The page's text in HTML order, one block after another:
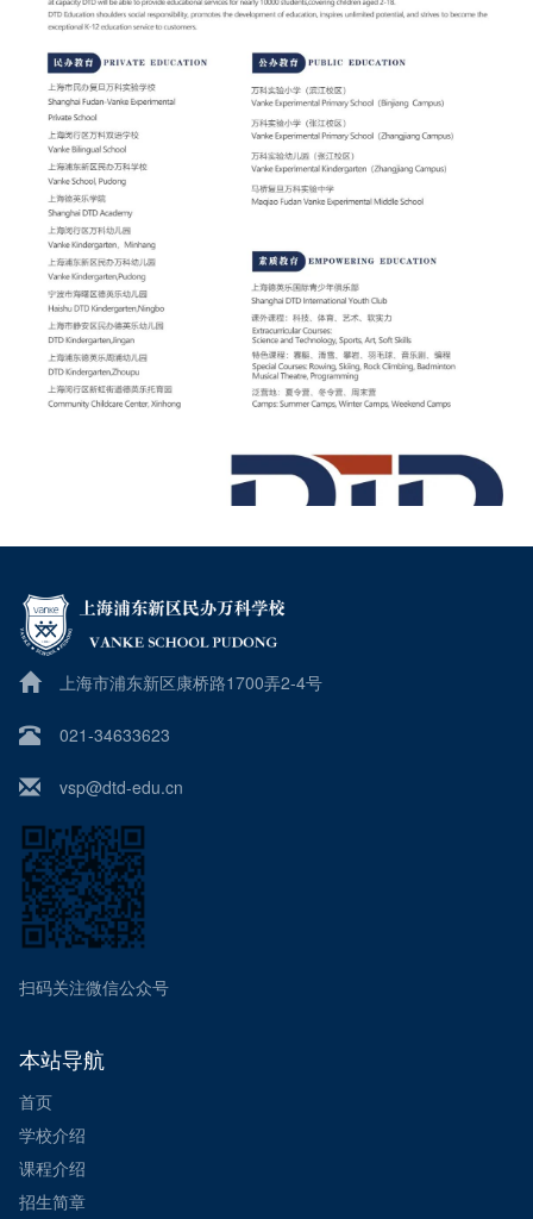
上海市浦东新区康桥路1700弄2-4号
021-34633623
vsp@dtd-edu.cn
扫码关注微信公众号
本站导航
首页
学校介绍
课程介绍
招生简章